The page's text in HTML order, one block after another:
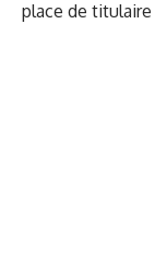
place de